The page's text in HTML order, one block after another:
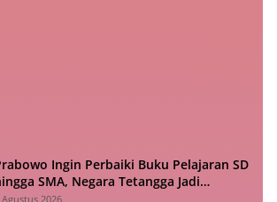
Ingin Perbaiki Buku Pelajaran SD
SMA, Negara Tetangga Jadi
Agustus 2026